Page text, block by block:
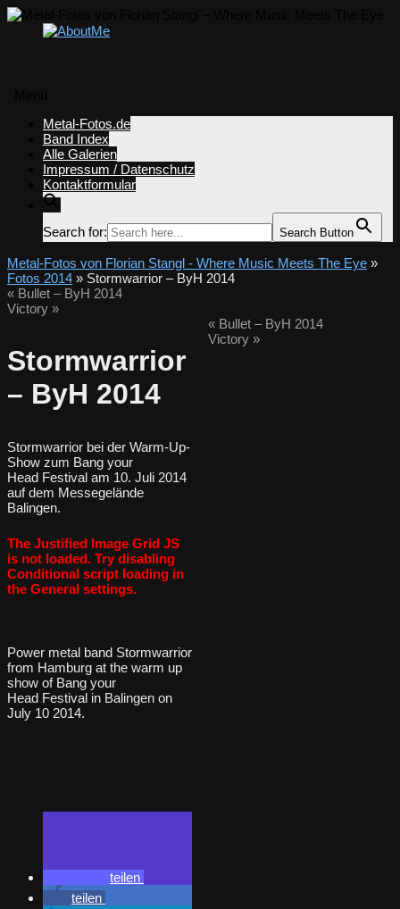
springen
Metal-Fotos.de
Band Index
Alle Galerien
Impressum / Datenschutz
Kontaktformular
Search for: Search Button
Metal-Fotos von Florian Stangl - Where Music Meets The Eye »
Fotos 2014 » Stormwarrior – ByH 2014
« Bullet – ByH 2014
Victory »
Stormwarrior
– ByH 2014
Stormwarrior bei der Warm-Up-
Show zum Bang your
Head Festival am 10. Juli 2014
auf dem Messegelände
Balingen.
The Justified Image Grid JS
is not loaded. Try disabling
Conditional script loading in
the General settings.
Power metal band Stormwarrior
from Hamburg at the warm up
show of Bang your
Head Festival in Balingen on
July 10 2014.
teilen
teilen
«Bullet – ByH 2014
Victory »